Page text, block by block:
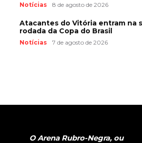
Notícias 8 de agosto de 2026
Atacantes do Vitória entram na
rodada da Copa do Brasil
Notícias 7 de agosto de 2026
O Arena Rubro-Negra, ou